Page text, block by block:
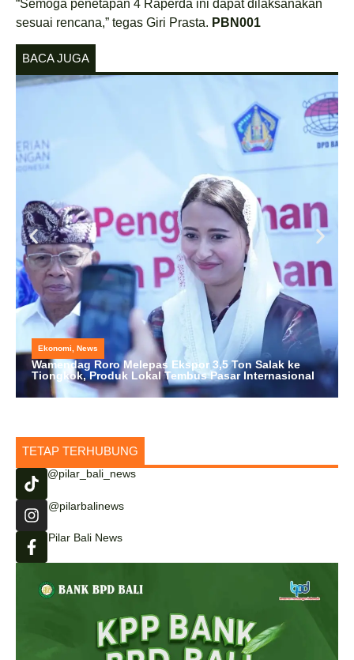
“Semoga penetapan 4 Raperda ini dapat dilaksanakan
sesuai rencana,” tegas Giri Prasta. PBN001
BACA JUGA
Ekonomi News
Wamendag Roro Melepas Ekspor 3,5 Ton Salak ke
Tiongkok, Produk Lokal Tembus Pasar Internasional
TETAP TERHUBUNG
@pilar_bali_news
@pilarbalinews
Pilar Bali News